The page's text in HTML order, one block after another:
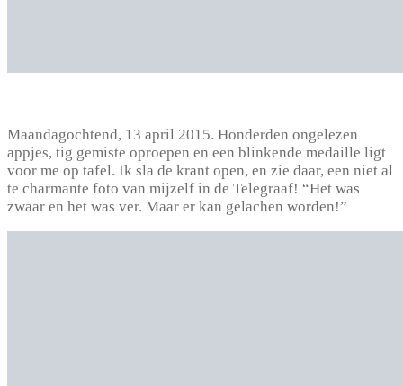
Maandagochtend, 13 april 2015. Honderden ongelezen
appjes, tig gemiste oproepen en een blinkende medaille ligt
voor me op tafel. Ik sla de krant open, en zie daar, een niet al
te charmante foto van mijzelf in de Telegraaf! “Het was
zwaar en het was ver. Maar er kan gelachen worden!”